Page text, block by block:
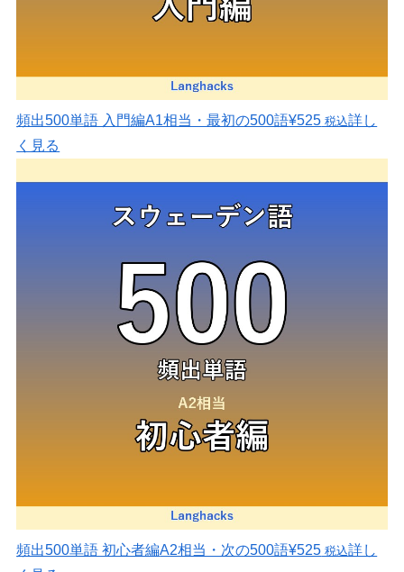
頻出500単語 入門編A1相当・最初の500語¥525 税込詳し
く見る
頻出500単語 初心者編A2相当・次の500語¥525 税込詳し